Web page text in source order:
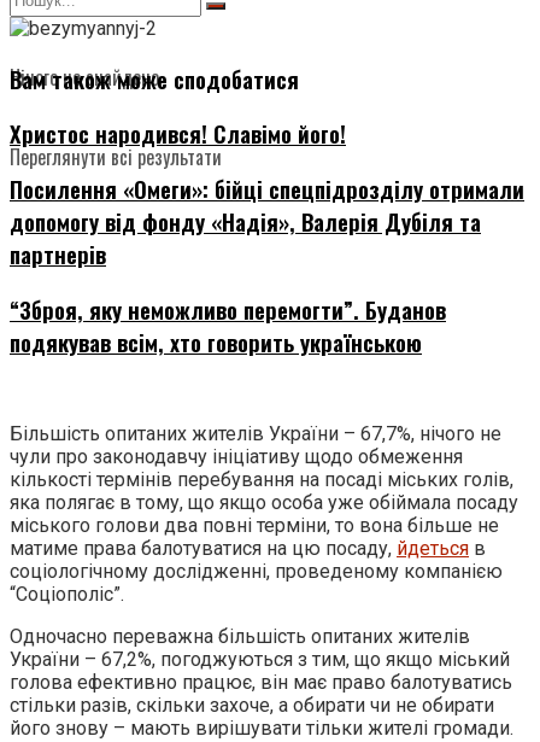
Нічого не знайдено
Переглянути всі результати
Вам також може сподобатися
Христос народився! Славімо його!
Посилення «Омеги»: бійці спецпідрозділу отримали
допомогу від фонду «Надія», Валерія Дубіля та
партнерів
“Зброя, яку неможливо перемогти”. Буданов
подякував всім, хто говорить українською
Більшість опитаних жителів України – 67,7%, нічого не
чули про законодавчу ініціативу щодо обмеження
кількості термінів перебування на посаді міських голів,
яка полягає в тому, що якщо особа уже обіймала посаду
міського голови два повні терміни, то вона більше не
матиме права балотуватися на цю посаду, йдеться в
соціологічному дослідженні, проведеному компанією
“Соціополіс”.
Одночасно переважна більшість опитаних жителів
України – 67,2%, погоджуються з тим, що якщо міський
голова ефективно працює, він має право балотуватись
стільки разів, скільки захоче, а обирати чи не обирати
його знову – мають вирішувати тільки жителі громади.